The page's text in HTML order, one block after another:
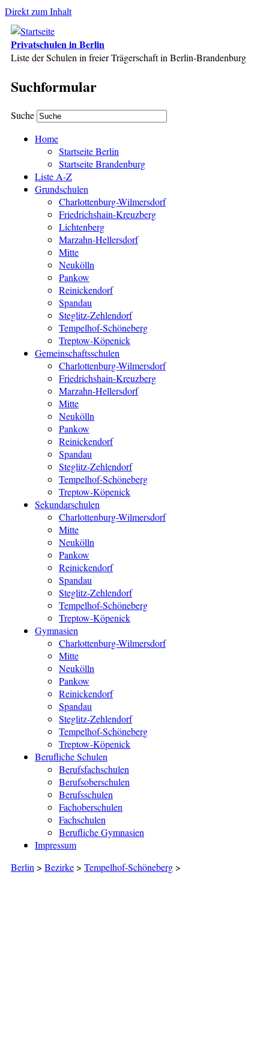
Direkt zum Inhalt
Privatschulen in Berlin
Liste der Schulen in freier Trägerschaft in Berlin-Brandenburg
Suchformular
Suche
Home
Startseite Berlin
Startseite Brandenburg
Liste A-Z
Grundschulen
Charlottenburg-Wilmersdorf
Friedrichshain-Kreuzberg
Lichtenberg
Marzahn-Hellersdorf
Mitte
Neukölln
Pankow
Reinickendorf
Spandau
Steglitz-Zehlendorf
Tempelhof-Schöneberg
Treptow-Köpenick
Gemeinschaftsschulen
Charlottenburg-Wilmersdorf
Friedrichshain-Kreuzberg
Marzahn-Hellersdorf
Mitte
Neukölln
Pankow
Reinickendorf
Spandau
Steglitz-Zehlendorf
Tempelhof-Schöneberg
Treptow-Köpenick
Sekundarschulen
Charlottenburg-Wilmersdorf
Mitte
Neukölln
Pankow
Reinickendorf
Spandau
Steglitz-Zehlendorf
Tempelhof-Schöneberg
Treptow-Köpenick
Gymnasien
Charlottenburg-Wilmersdorf
Mitte
Neukölln
Pankow
Reinickendorf
Spandau
Steglitz-Zehlendorf
Tempelhof-Schöneberg
Treptow-Köpenick
Berufliche Schulen
Berufsfachschulen
Berufsoberschulen
Berufsschulen
Fachoberschulen
Fachschulen
Berufliche Gymnasien
Impressum
Berlin > Bezirke > Tempelhof-Schöneberg >